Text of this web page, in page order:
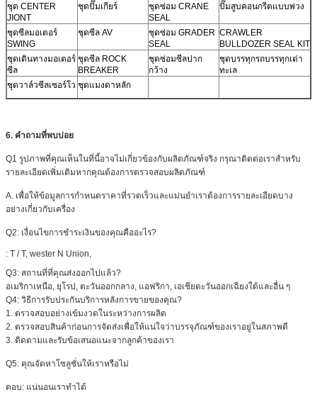
ชุด CENTER
JIONT
ชุดปั๊มเกียร์
ชุดซ่อม CRANE
SEAL
ปั๊มสูบคอนกรีตแบบพ่วง
ชุดซีลมอเตอร์
SWING
ชุดซีล AV
ชุดซ่อม GRADER
SEAL
CRAWLER
BULLDOZER SEAL KIT
ชุดเดินทางมอเตอร์
ซีล
ชุดซีล ROCK
BREAKER
ชุดซ่อมซีลปาก
กว้าง
ชุดบรรทุกรถบรรทุกเต่า
ทะเล
ชุดวาล์วซีลเซอร์โว ชุดแมงดาหลัก
6. คำถามที่พบบ่อย
Q1 รูปภาพที่คุณเห็นในที่นี้อาจไม่เกี่ยวข้องกับผลิตภัณฑ์จริง กรุณาติดต่อเราสำหรับ
รายละเอียดเพิ่มเติมหากคุณต้องการตรวจสอบผลิตภัณฑ์
A. เพื่อให้ข้อมูลการกำหนดราคาที่รวดเร็วและแม่นยำเราต้องการรายละเอียดบาง
อย่างเกี่ยวกับเครื่อง
Q2: เงื่อนไขการชำระเงินของคุณคืออะไร?
: T / T, wester N Union,
Q3: สถานที่ที่คุณส่งออกไปแล้ว?
อเมริกาเหนือ, ยุโรป, ตะวันออกกลาง, แอฟริกา, เอเชียตะวันออกเฉียงใต้และอื่น ๆ
Q4: วิธีการรับประกันบริการหลังการขายของคุณ?
1. ตรวจสอบอย่างเข้มงวดในระหว่างการผลิต
2. ตรวจสอบสินค้าก่อนการจัดส่งเพื่อให้แน่ใจว่าบรรจุภัณฑ์ของเราอยู่ในสภาพดี
3. ติดตามและรับข้อเสนอแนะจากลูกค้าของเรา
Q5: คุณจัดหาโซลูชั่นให้เราหรือไม่
ตอบ: แน่นอนเราทำได้